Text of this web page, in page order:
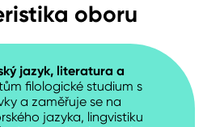
oboru
jazyk, literatura a
filologické studium s
a zaměřuje se na
jazyka, lingvistiku